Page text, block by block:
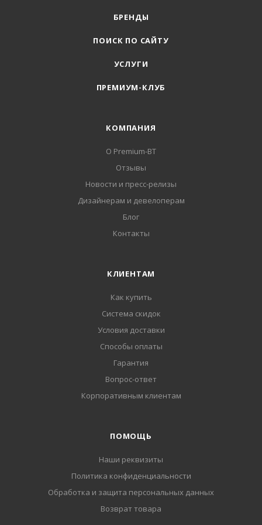
БРЕНДЫ
ПОИСК ПО САЙТУ
УСЛУГИ
ПРЕМИУМ-КЛУБ
КОМПАНИЯ
О Premium-BT
Отзывы
Новости и пресс-релизы
Дизайнерам и девелоперам
Блог
Контакты
КЛИЕНТАМ
Как купить
Система скидок
Условия доставки
Способы оплаты
Гарантия
Вопрос-ответ
Корпоративным клиентам
ПОМОЩЬ
Наши реквизиты
Политика конфиденциальности
Обработка и защита персональных данных
Возврат товара